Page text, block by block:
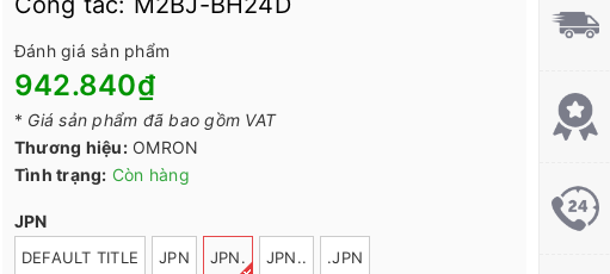
Đánh giá sản phẩm
942.840₫
* Giá sản phẩm đã bao gồm VAT
Thương hiệu: OMRON
Tình trạng: Còn hàng
JPN
DEFAULT TITLE JPN JPN. JPN.. .JPN